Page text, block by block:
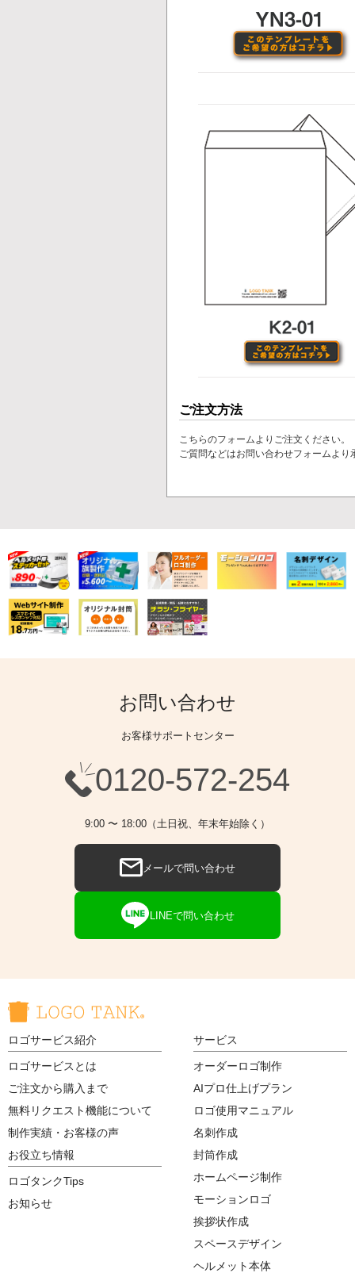
ご注文方法
こちらのフォームよりご注文ください。
ご質問などはお問い合わせフォームより
お問い合わせ
お客様サポートセンター
0120-572-254
9:00 〜 18:00（土日祝、年末年始除く）
メールで問い合わせ
LINEで問い合わせ
ロゴサービス紹介
ロゴサービスとは
ご注文から購入まで
無料リクエスト機能について
制作実績・お客様の声
お役立ち情報
ロゴタンクTips
お知らせ
サービス
オーダーロゴ制作
AIプロ仕上げプラン
ロゴ使用マニュアル
名刺作成
封筒作成
ホームページ制作
モーションロゴ
挨拶状作成
スペースデザイン
ヘルメット本体